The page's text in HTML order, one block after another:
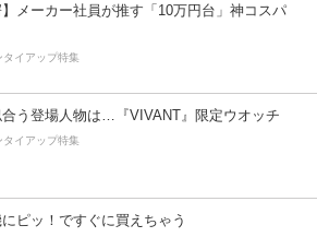
】メーカー社員が推す「10万円台」神コスパ
タイアップ特集
う登場人物は…『VIVANT』限定ウオッチ
タイアップ特集
ピッ！ですぐに買えちゃう